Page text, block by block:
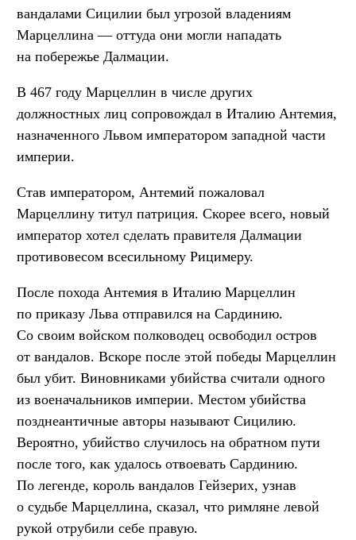
вандалами Сицилии был угрозой владениям
Марцеллина — оттуда они могли нападать
на побережье Далмации.
В 467 году Марцеллин в числе других
должностных лиц сопровождал в Италию Антемия,
назначенного Львом императором западной части
империи.
Став императором, Антемий пожаловал
Марцеллину титул патриция. Скорее всего, новый
император хотел сделать правителя Далмации
противовесом всесильному Рицимеру.
После похода Антемия в Италию Марцеллин
по приказу Льва отправился на Сардинию.
Со своим войском полководец освободил остров
от вандалов. Вскоре после этой победы Марцеллин
был убит. Виновниками убийства считали одного
из военачальников империи. Местом убийства
позднеантичные авторы называют Сицилию.
Вероятно, убийство случилось на обратном пути
после того, как удалось отвоевать Сардинию.
По легенде, король вандалов Гейзерих, узнав
о судьбе Марцеллина, сказал, что римляне левой
рукой отрубили себе правую.